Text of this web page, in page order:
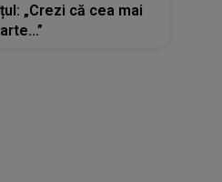
„Crezi că cea mai